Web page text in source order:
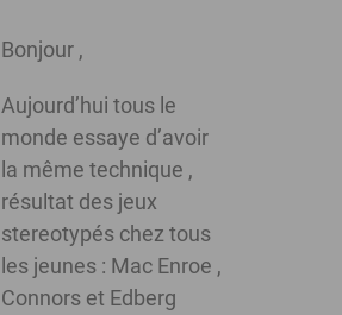
Bonjour ,
Aujourd’hui tous le
monde essaye d’avoir
la même technique ,
résultat des jeux
stereotypés chez tous
les jeunes : Mac Enroe ,
Connors et Edberg